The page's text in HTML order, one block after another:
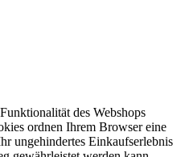
des Webshops
ordnen Ihrem Browser eine
ungehindertes Einkaufserlebnis